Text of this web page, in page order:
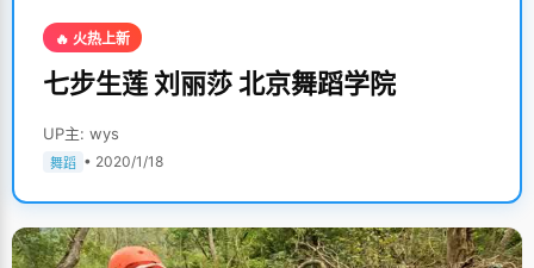
🔥 火热上新
七步生莲 刘丽莎 北京舞蹈学院
UP主: wys
舞蹈 • 2020/1/18